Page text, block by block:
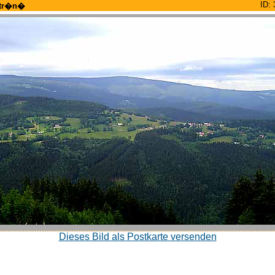
ID:
Dieses Bild als Postkarte versenden